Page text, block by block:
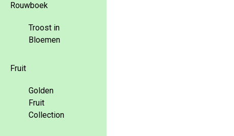
Rouwboek
Troost in
Bloemen
Fruit
Golden
Fruit
Collection